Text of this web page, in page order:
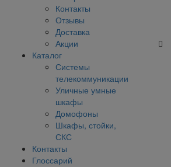
Контакты
Отзывы
Доставка
Акции
Каталог
Системы
телекоммуникации
Уличные умные
шкафы
Домофоны
Шкафы, стойки,
СКС
Контакты
Глоссарий